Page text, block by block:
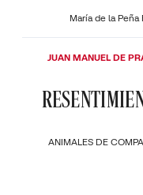
María de la
ANIMALES DE
JUAN MANUEL DE